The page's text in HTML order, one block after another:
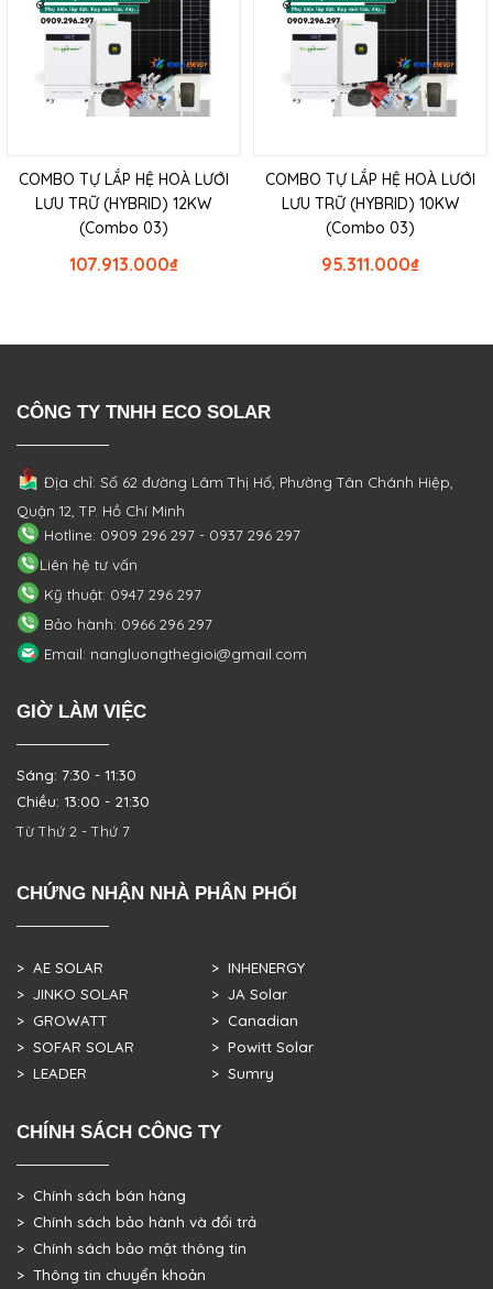
COMBO TỰ LẮP HỆ HOÀ LƯỚI
LƯU TRỮ (HYBRID) 12KW
(Combo 03)
₫
107.913.000
COMBO TỰ LẮP HỆ HOÀ LƯỚI
LƯU TRỮ (HYBRID) 10KW
(Combo 03)
₫
95.311.000
CÔNG TY TNHH ECO SOLAR
Địa chỉ: Số 62 đường Lâm Thị Hố, PhườngTân Chánh Hiệp,
Quận 12, TP. Hồ Chí Minh
Hotline: 0909 296 297 - 0937 296 297
Liên hệ tư vấn
Kỹ thuật: 0947 296 297
Bảo hành: 0966 296 297
Email: nangluongthegioi@gmail.com
GIỜ LÀM VIỆC
Sáng: 7:30 - 11:30
Chiều: 13:00 - 21:30
Từ Thứ 2 - Thứ 7
CHỨNG NHẬN NHÀ PHÂN PHỐI
> AE SOLAR
> JINKO SOLAR
> GROWATT
> SOFAR SOLAR
> LEADER
> INHENERGY
> JA Solar
> Canadian
> Powitt Solar
> Sumry
CHÍNH SÁCH CÔNG TY
> Chính sách bán hàng
> Chính sách bảo hành và đổi trả
> Chính sách bảo mật thông tin
> Thông tin chuyển khoản